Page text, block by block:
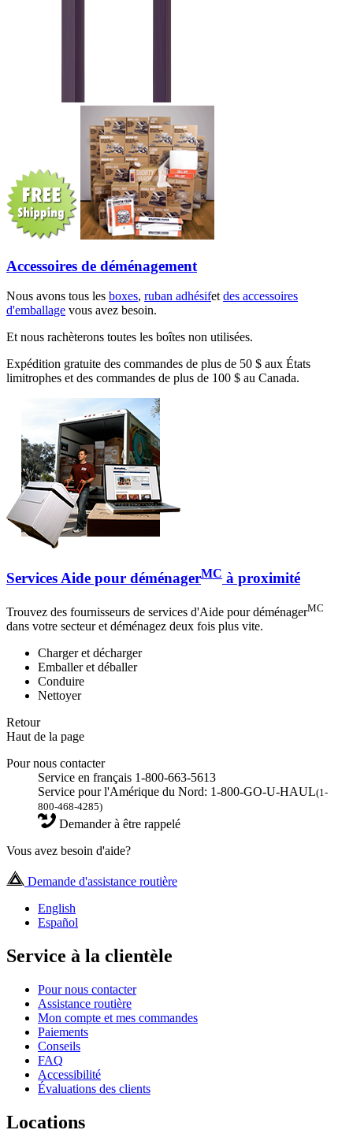
Accessoires de déménagement
Nous avons tous les boxes, ruban adhésifetdes accessoires
d'emballage vous avez besoin.
Et nous rachèterons toutes les boîtes non utilisées.
Expédition gratuite des commandes de plus de 50 $ aux États
limitrophes et des commandes de plus de 100 $ au Canada.
Services Aide pour déménagerMC à proximité
Trouvez des fournisseurs de services d'Aide pour déménagerMC
dans votre secteur et déménagez deux fois plus vite.
Charger et décharger
Emballer et déballer
Conduire
Nettoyer
Retour
Haut de la page
Pour nous contacter
Service en français 1-800-663-5613
Service pour l'Amérique du Nord: 1-800-GO-U-HAUL(1-
800-468-4285)
Demander à être rappelé
Vous avez besoin d'aide?
Demande d'assistance routière
English
Español
Service à la clientèle
Pour nous contacter
Assistance routière
Mon compte et mes commandes
Paiements
Conseils
FAQ
Accessibilité
Évaluations des clients
Locations